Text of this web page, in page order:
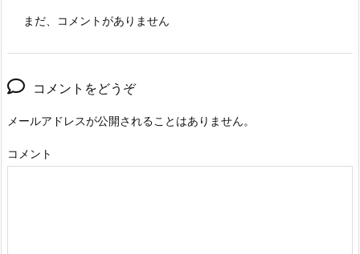
まだ、コメントがありません
コメントをどうぞ
メールアドレスが公開されることはありません。
コメント